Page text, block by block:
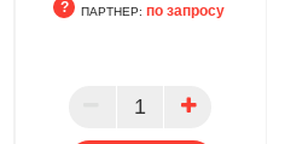
ПАРТНЕР: по запросу